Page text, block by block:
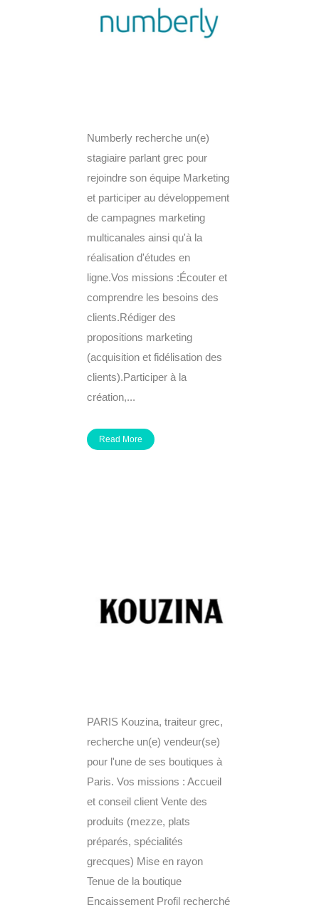
Numberly recherche un(e)
stagiaire parlant grec pour
rejoindre son équipe Marketing
et participer au développement
de campagnes marketing
multicanales ainsi qu'à la
réalisation d'études en
ligne.Vos missions :Écouter et
comprendre les besoins des
clients.Rédiger des
propositions marketing
(acquisition et fidélisation des
clients).Participer à la
création,...
Read More
PARIS Kouzina, traiteur grec,
recherche un(e) vendeur(se)
pour l'une de ses boutiques à
Paris. Vos missions : Accueil
et conseil client Vente des
produits (mezze, plats
préparés, spécialités
grecques) Mise en rayon
Tenue de la boutique
Encaissement Profil recherché